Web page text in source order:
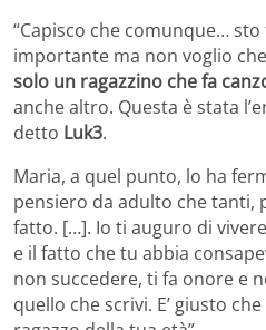
“Capisco che comunque…
importante ma non voglio
solo un ragazzino che fa
anche altro. Questa è stata
detto Luk3.
Maria, a quel punto, lo ha
pensiero da adulto che tanti,
fatto. […]. Io ti auguro di
e il fatto che tu abbia
non succedere, ti fa onore e
quello che scrivi. E’ giusto